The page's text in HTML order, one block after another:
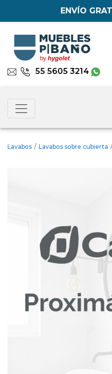
ENVÍO
55 5605 3214
Lavabos / Lavabos sobre cubierta /